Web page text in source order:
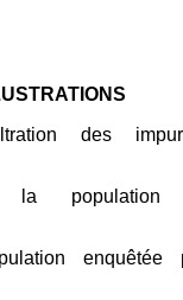
des
population